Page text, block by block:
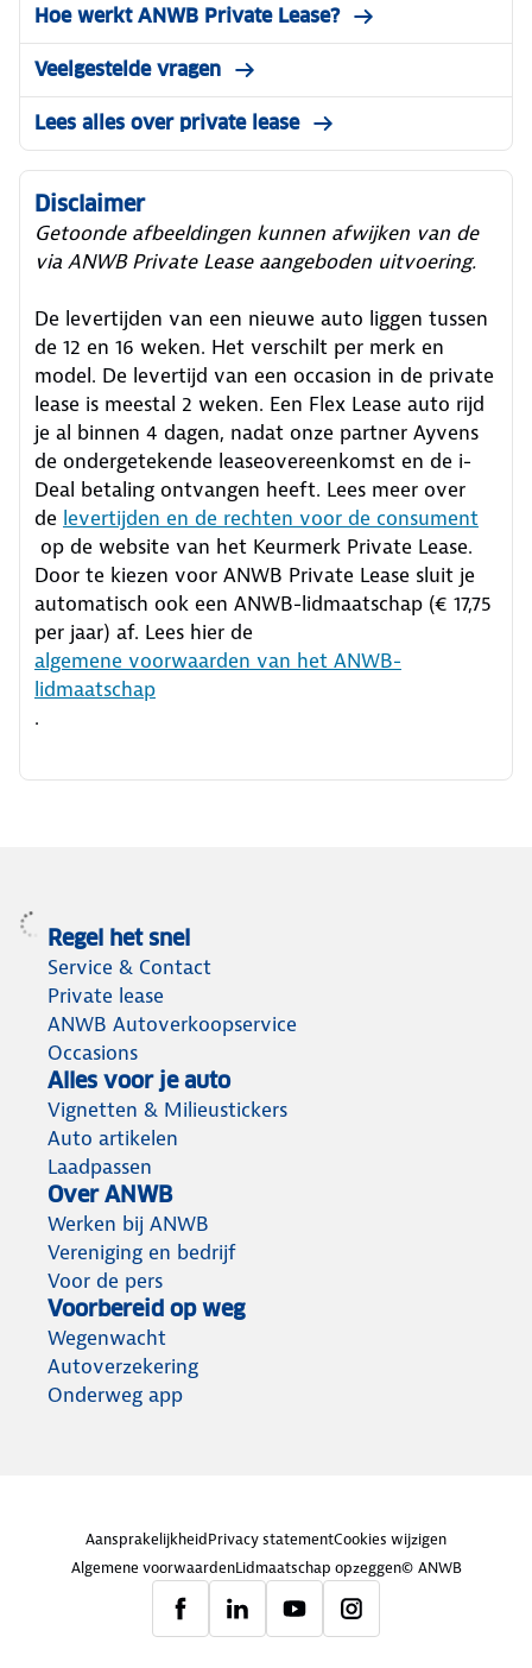
Hoe werkt ANWB Private Lease?
Veelgestelde vragen
Lees alles over private lease
Disclaimer
Getoonde afbeeldingen kunnen afwijken van de
via ANWB Private Lease aangeboden uitvoering.
De levertijden van een nieuwe auto liggen tussen
de 12 en 16 weken. Het verschilt per merk en
model. De levertijd van een occasion in de private
lease is meestal 2 weken. Een Flex Lease auto rijd
je al binnen 4 dagen, nadat onze partner Ayvens
de ondergetekende leaseovereenkomst en de i-
Deal betaling ontvangen heeft. Lees meer over
de levertijden en de rechten voor de consument
op de website van het Keurmerk Private Lease.
Door te kiezen voor ANWB Private Lease sluit je
automatisch ook een ANWB-lidmaatschap (€ 17,75
per jaar) af. Lees hier de
algemene voorwaarden van het ANWB-
lidmaatschap
.
Regel het snel
Service & Contact
Private lease
ANWB Autoverkoopservice
Occasions
Alles voor je auto
Vignetten & Milieustickers
Auto artikelen
Laadpassen
Over ANWB
Werken bij ANWB
Vereniging en bedrijf
Voor de pers
Voorbereid op weg
Wegenwacht
Autoverzekering
Onderweg app
AansprakelijkheidPrivacy statementCookies wijzigen
Algemene voorwaardenLidmaatschap opzeggen© ANWB